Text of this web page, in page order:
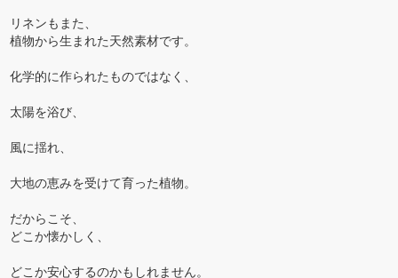
リネンもまた、
植物から生まれた天然素材です。
化学的に作られたものではなく、
太陽を浴び、
風に揺れ、
大地の恵みを受けて育った植物。
だからこそ、
どこか懐かしく、
どこか安心するのかもしれません。